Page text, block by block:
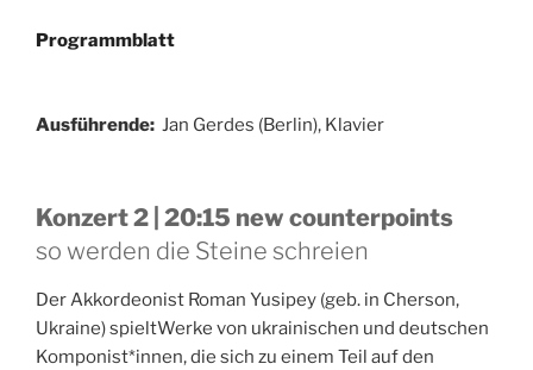
Programmblatt
Ausführende: Jan Gerdes (Berlin), Klavier
Konzert 2 | 20:15 new counterpoints
so werden die Steine schreien
Der Akkordeonist Roman Yusipey (geb. in Cherson,
Ukraine) spieltWerke von ukrainischen und deutschen
Komponist*innen, die sich zu einem Teil auf den